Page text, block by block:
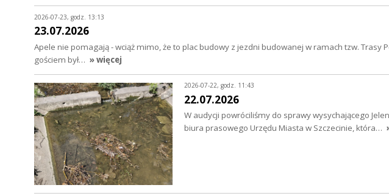
2026-07-23, godz. 13:13
23.07.2026
Apele nie pomagają - wciąż mimo, że to plac budowy z jezdni budowanej w ramach tzw. Trasy
gościem był… » więcej
2026-07-22, godz. 11:43
22.07.2026
W audycji powróciliśmy do sprawy wysychającego
biura prasowego Urzędu Miasta w Szczecinie, która…